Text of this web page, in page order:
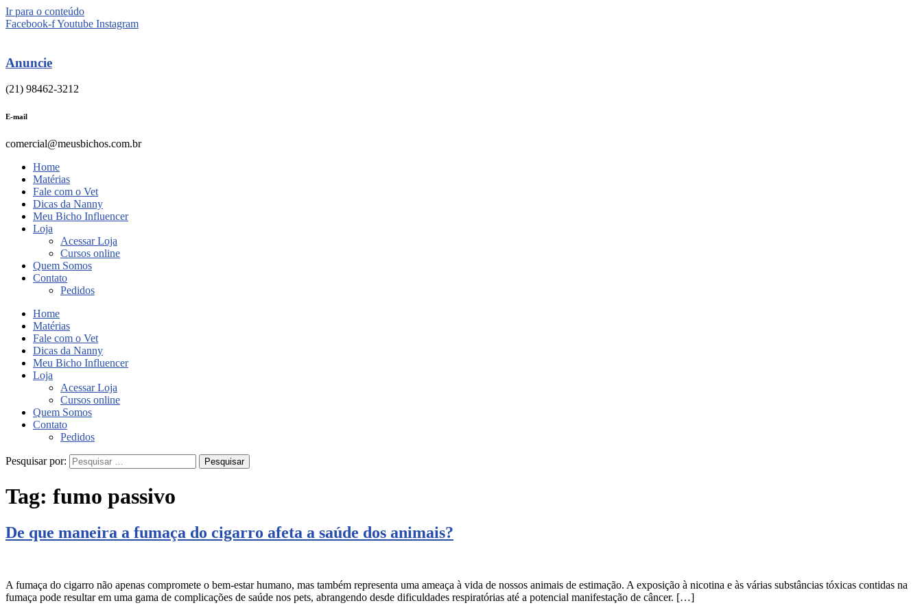
Ir para o conteúdo
Facebook-fYoutube Instagram
Anuncie
(21) 98462-3212
E-mail
comercial@meusbichos.com.br
Home
Matérias
Fale com o Vet
Dicas da Nanny
Meu Bicho Influencer
Loja
Acessar Loja
Cursos online
Quem Somos
Contato
Pedidos
Home
Matérias
Fale com o Vet
Dicas da Nanny
Meu Bicho Influencer
Loja
Acessar Loja
Cursos online
Quem Somos
Contato
Pedidos
Pesquisar por:
Tag: fumo passivo
De que maneira a fumaça do cigarro afeta a saúde dos animais?
A fumaça do cigarro não apenas compromete o bem-estar humano, mas também representa uma ameaça à vida de nossos animais de estimação. A exposição à nicotina e às várias substâncias tóxicas contidas na
fumaça pode resultar em uma gama de complicações de saúde nos pets, abrangendo desde dificuldades respiratórias até a potencial manifestação de câncer. […]